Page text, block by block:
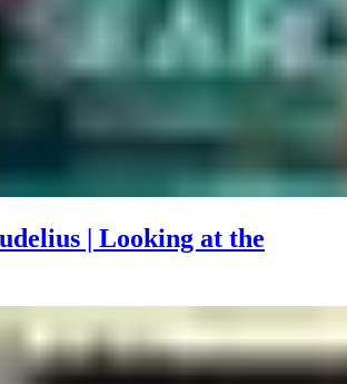
| Looking at the